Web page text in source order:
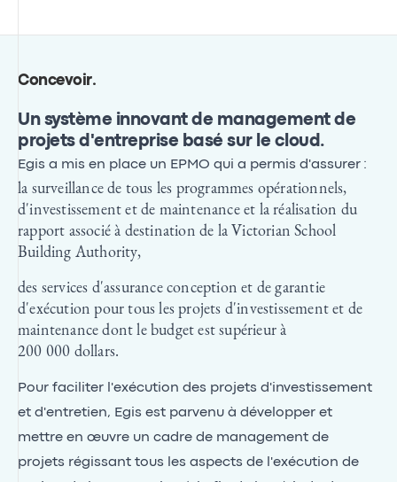
Concevoir.
Un système innovant de management de
projets d'entreprise basé sur le cloud.
Egis a mis en place un EPMO qui a permis d'assurer :
la surveillance de tous les programmes opérationnels,
d'investissement et de maintenance et la réalisation du
rapport associé à destination de la Victorian School
Building Authority,
des services d'assurance conception et de garantie
d'exécution pour tous les projets d'investissement et de
maintenance dont le budget est supérieur à
200 000 dollars.
Pour faciliter l'exécution des projets d'investissement
et d'entretien, Egis est parvenu à développer et
mettre en œuvre un cadre de management de
projets régissant tous les aspects de l'exécution de